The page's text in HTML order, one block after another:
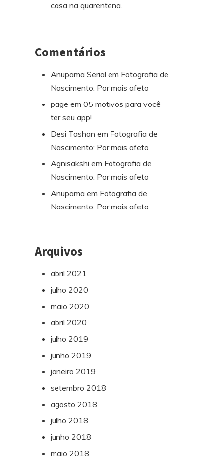
casa na quarentena.
Comentários
Anupama Serial em Fotografia de
Nascimento: Por mais afeto
page em 05 motivos para você
ter seu app!
Desi Tashan em Fotografia de
Nascimento: Por mais afeto
Agnisakshi em Fotografia de
Nascimento: Por mais afeto
Anupama em Fotografia de
Nascimento: Por mais afeto
Arquivos
abril 2021
julho 2020
maio 2020
abril 2020
julho 2019
junho 2019
janeiro 2019
setembro 2018
agosto 2018
julho 2018
junho 2018
maio 2018